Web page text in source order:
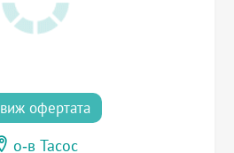
виж офертата
о-в Тасос